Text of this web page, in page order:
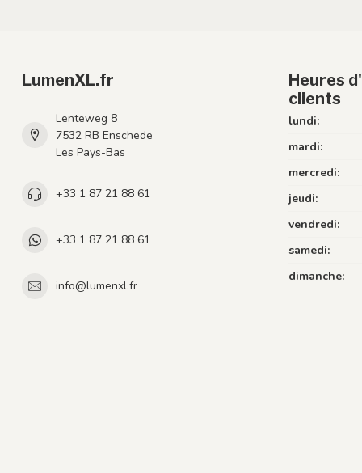
LumenXL.fr
Lenteweg 8
7532 RB Enschede
Les Pays-Bas
+33 1 87 21 88 61
+33 1 87 21 88 61
info@lumenxl.fr
Heures
clients
lundi:
mardi:
mercredi:
jeudi:
vendredi:
samedi:
dimanche: